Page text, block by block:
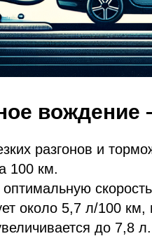
вождение
разгонов и
100 км.
около 5,7 л/100
до 7,8 л.